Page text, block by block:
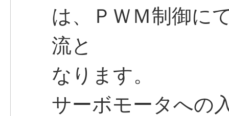
は、ＰＷＭ制御に
流と
なります。
サーボモータへの